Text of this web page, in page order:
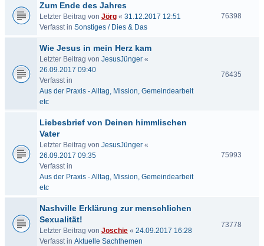
Zum Ende des Jahres
Letzter Beitrag von Jörg « 31.12.2017 12:51
Verfasst in Sonstiges / Dies & Das
76398
Wie Jesus in mein Herz kam
Letzter Beitrag von JesusJünger «
26.09.2017 09:40
Verfasst in
Aus der Praxis - Alltag, Mission, Gemeindearbeit
etc
76435
Liebesbrief von Deinen himmlischen
Vater
Letzter Beitrag von JesusJünger «
26.09.2017 09:35
Verfasst in
Aus der Praxis - Alltag, Mission, Gemeindearbeit
etc
75993
Nashville Erklärung zur menschlichen
Sexualität!
Letzter Beitrag von Joschie « 24.09.2017 16:28
Verfasst in Aktuelle Sachthemen
73778